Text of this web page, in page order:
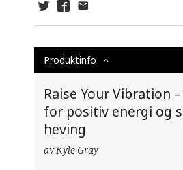
Produktinfo
Raise Your Vibration
for positiv energi og
heving
av Kyle Gray